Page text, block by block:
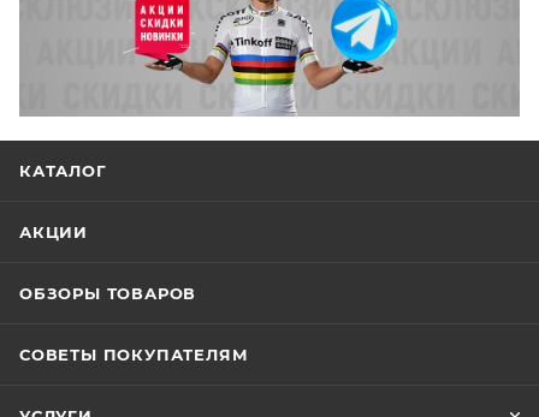
КАТАЛОГ
АКЦИИ
ОБЗОРЫ ТОВАРОВ
СОВЕТЫ ПОКУПАТЕЛЯМ